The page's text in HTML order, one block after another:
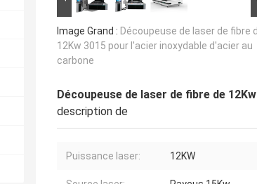
Image Grand : Découpeuse de laser de fibre
12Kw 3015 pour l'acier inoxydable d'acier au
carbone
Découpeuse de laser de fibre de
description de
Puissance laser: 12KW